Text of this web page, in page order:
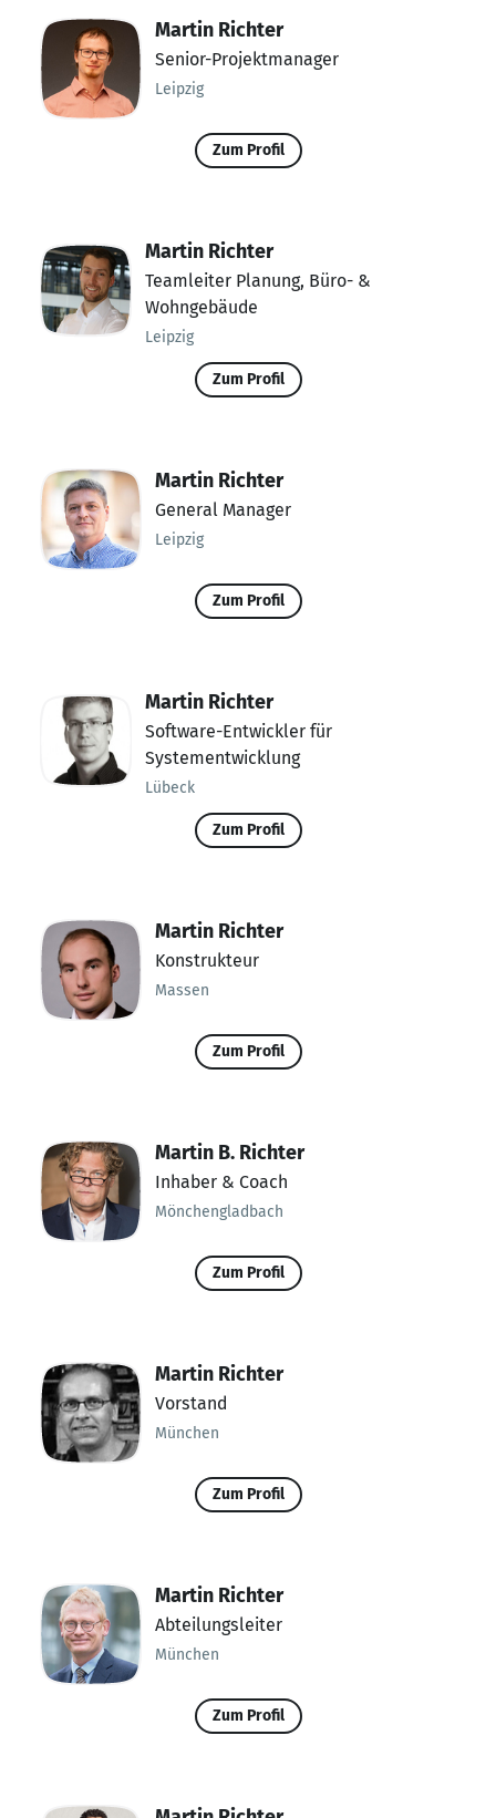
Martin Richter
Senior-Projektmanager
Leipzig
Zum Profil
Martin Richter
Teamleiter Planung, Büro- &
Wohngebäude
Leipzig
Zum Profil
Martin Richter
General Manager
Leipzig
Zum Profil
Martin Richter
Software-Entwickler für
Systementwicklung
Lübeck
Zum Profil
Martin Richter
Konstrukteur
Massen
Zum Profil
Martin B. Richter
Inhaber & Coach
Mönchengladbach
Zum Profil
Martin Richter
Vorstand
München
Zum Profil
Martin Richter
Abteilungsleiter
München
Zum Profil